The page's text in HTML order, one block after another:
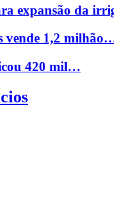
expansão da
vende 1,2
420 mil…